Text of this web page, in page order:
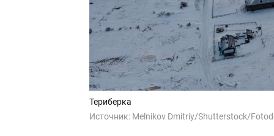
Териберка
Источник: Melnikov Dmitriy/Shutterstock/